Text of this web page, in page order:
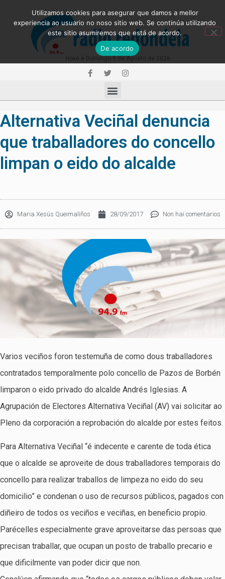
Alternativa Veciñal denuncia
que traballadores do concello
limpan o eido do alcalde
Maria Xesús Queimaliños 28/09/2017 Non hai comentarios
Varios veciños foron testemuña de como dous traballadores
contratados temporalmente polo concello de Pazos de Borbén
limparon o eido privado do alcalde Andrés Iglesias. A
Agrupación de Electores Alternativa Veciñal (AV) vai solicitar ao
Pleno da corporación a reprobación do alcalde por estes feitos.
Para Alternativa Veciñal “é indecente e carente de toda ética
que o alcalde se aproveite de dous traballadores temporais do
concello para realizar traballos de limpeza no eido do seu
domicilio” e condenan o uso de recursos públicos, pagados con
diñeiro de todos os veciños e veciñas, en beneficio propio.
Parécelles especialmente grave aproveitarse das persoas que
precisan traballar, que ocupan un posto de traballo precario e
que dificilmente van poder dicir que non.
Utilizamos cookies para asegurar que damos a mellor
experiencia ao usuario no noso sitio web. Se continúa utilizando
este sitio asumiremos que está de acordo.
De acordo